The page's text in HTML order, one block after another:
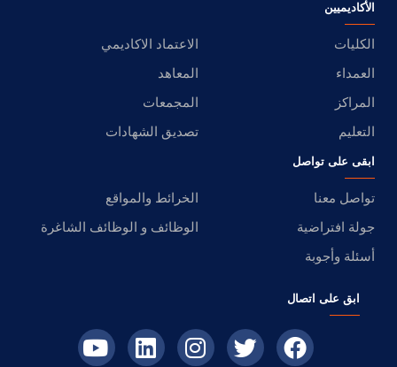
الأكاديميين
الكليات
الاعتماد الاكاديمي
العمداء
المعاهد
المراكز
المجمعات
التعليم
تصديق الشهادات
ابقى على تواصل
تواصل معنا
الخرائط والمواقع
جولة افتراضية
الوظائف و الوظائف الشاغرة
أسئلة وأجوبة
ابق على اتصال